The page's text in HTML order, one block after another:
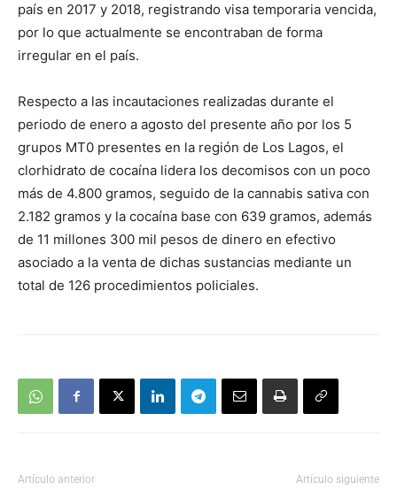
país en 2017 y 2018, registrando visa temporaria vencida,
por lo que actualmente se encontraban de forma
irregular en el país.
Respecto a las incautaciones realizadas durante el
periodo de enero a agosto del presente año por los 5
grupos MT0 presentes en la región de Los Lagos, el
clorhidrato de cocaína lidera los decomisos con un poco
más de 4.800 gramos, seguido de la cannabis sativa con
2.182 gramos y la cocaína base con 639 gramos, además
de 11 millones 300 mil pesos de dinero en efectivo
asociado a la venta de dichas sustancias mediante un
total de 126 procedimientos policiales.
Artículo anterior Artículo siguiente